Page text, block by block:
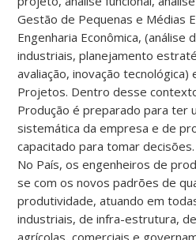
Gestão de Pequenas e Médias
Engenharia Econômica, (análise
industriais, planejamento
avaliação, inovação tecnológica)
Projetos. Dentro desse
Produção é preparado para ter
sistemática da empresa e de
capacitado para tomar decisões.
No País, os engenheiros de
se com os novos padrões de
produtividade, atuando em
industriais, de infra-estrutura,
agrícolas, comerciais e